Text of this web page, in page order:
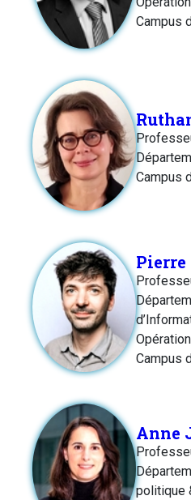
Campus
Campus
Pierre
Campus
Anne
politique